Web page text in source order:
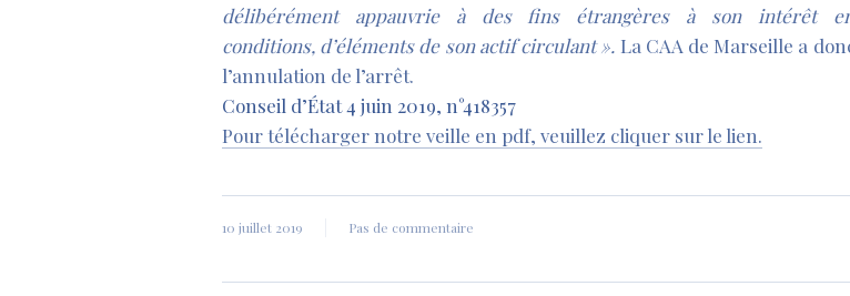
délibérément appauvrie à des fins étrangères à son intérêt
conditions, d’éléments de son actif circulant ». La CAA de Marseille a
l’annulation de l’arrêt.
Conseil d’État 4 juin 2019, n°418357
Pour télécharger notre veille en pdf, veuillez cliquer sur le lien.
10 juillet 2019 Pas de commentaire